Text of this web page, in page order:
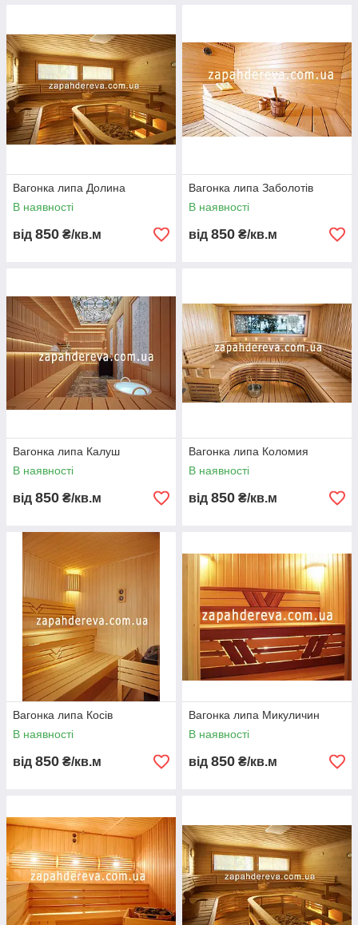
Вагонка липа Долина
В наявності
від 850 ₴/кв.м
Вагонка липа Заболотів
В наявності
від 850 ₴/кв.м
Вагонка липа Калуш
В наявності
від 850 ₴/кв.м
Вагонка липа Коломия
В наявності
від 850 ₴/кв.м
Вагонка липа Косів
В наявності
від 850 ₴/кв.м
Вагонка липа Микуличин
В наявності
від 850 ₴/кв.м